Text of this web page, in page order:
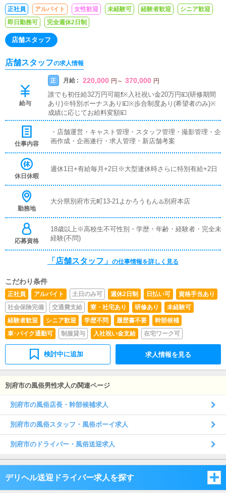
正社員 アルバイト 女性歓迎 未経験可 経験者歓迎
シニア歓迎
即日勤務可
完全週休2日制
店舗スタッフ
店舗スタッフの求人情報
給与
正 月給 : 220,000 円 ～ 370,000 円
誰でも初任給32万円可能❗️※入社祝い金20万円💴(研修期間
あり)※特別ボーナスあり💴※歩合制度あり(希望者のみ)※
成績に応じてお給料変額💴
仕事内容
・店舗運営・キャスト管理・スタッフ管理・撮影管理・企
画作成・企画遂行・求人管理・新店舗考案
休日休暇
週休1日+有給毎月+2日※大型連休時さらに特別有給+2日
勤務地
大分県別府市元町13-21よかろうもん♨️別府本店
応募資格
18歳以上※高校生不可性別・学歴・年齢・経験者・完全未
経験(不問)
「店舗スタッフ」 の仕事情報を詳しく見る
こだわり条件
正社員 アルバイト 土日のみ可 週休2日制 日払い可
資格手当あり
社会保険完備
交通費支給 寮・社宅あり 研修あり
未経験可
経験者歓迎
シニア歓迎 学歴不問 履歴書不要
幹部候補
車･バイク通勤可
制服貸与 入社祝い金支給 在宅ワーク可
検討中に追加 求人情報を見る
別府市の風俗男性求人の関連ページ
別府市の風俗店長・幹部候補求人
別府市の風俗スタッフ・風俗ボーイ求人
別府市のドライバー・風俗送迎求人
デリヘル送迎ドライバー求人を探す